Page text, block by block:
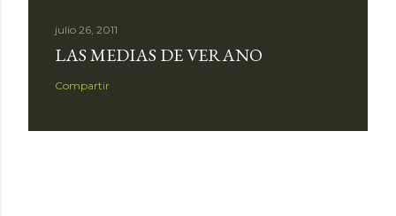
julio 26, 2011
LAS MEDIAS DE VERANO
Compartir